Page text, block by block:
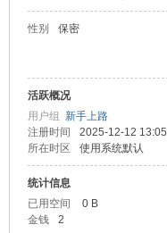
性别 保密
活跃概况
用户组 新手上路
注册时间
2025-12-12 13:05
所在时区
使用系统默认
统计信息
已用空间
0 B
金钱
2